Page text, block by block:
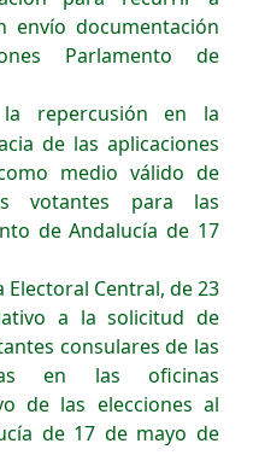
envío documentación
Parlamento de
repercusión en la
de las aplicaciones
medio válido de
votantes para las
de Andalucía de 17
Electoral Central, de 23
a la solicitud de
consulares de las
en las oficinas
de las elecciones al
de 17 de mayo de